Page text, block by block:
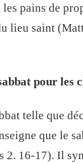
pains de
lieu saint
pour les
telle que
que le
2. 16-17). Il